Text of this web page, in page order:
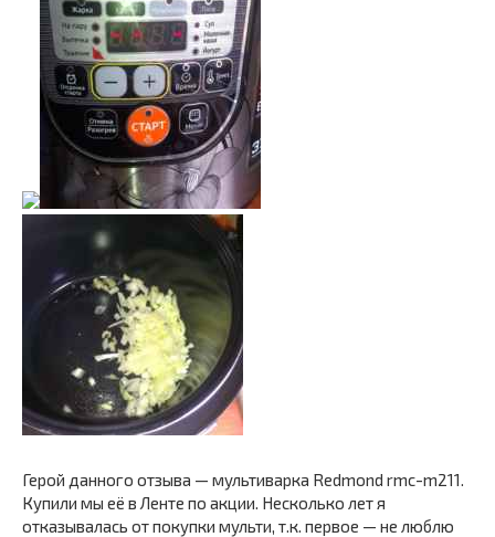
Герой данного отзыва — мультиварка Redmond rmc-m211.
Купили мы её в Ленте по акции. Несколько лет я
отказывалась от покупки мульти, т.к. первое — не люблю